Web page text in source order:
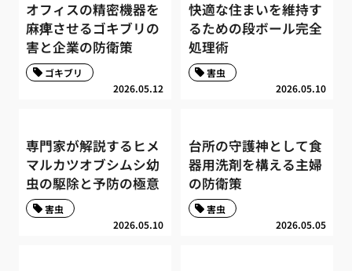
オフィスの精密機器を
麻痺させるゴキブリの
害と企業の防衛策
2026.05.12
ゴキブリ
快適な住まいを維持す
るための段ボール完全
処理術
2026.05.10
害虫
専門家が解説するヒメ
マルカツオブシムシ幼
虫の駆除と予防の極意
2026.05.10
害虫
台所の守護神として食
器用洗剤を構える主婦
の防衛策
2026.05.05
害虫